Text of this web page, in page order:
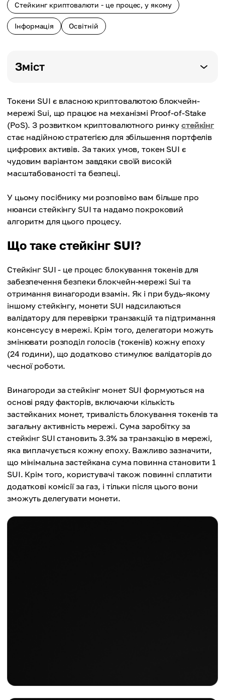
Стейкинг криптовалюти - це процес, у якому
Інформація Освітній
Зміст
Токени SUI є власною криптовалютою блокчейн-
мережі Sui, що працює на механізмі Proof-of-Stake
(PoS). З розвитком криптовалютного ринкустейкінг
стає надійною стратегією для збільшення портфелів
цифрових активів. За таких умов, токен SUI є
чудовим варіантом завдяки своїй високій
масштабованості та безпеці.
У цьому посібнику ми розповімо вам більше про
нюанси стейкінгу SUI та надамо покроковий
алгоритм для цього процесу.
Що таке стейкінг SUI?
Стейкінг SUI - це процес блокування токенів для
забезпечення безпеки блокчейн-мережі Sui та
отримання винагороди взамін. Як і при будь-якому
іншому стейкінгу, монети SUI надсилаються
валідатору для перевірки транзакцій та підтримання
консенсусу в мережі. Крім того, делегатори можуть
змінювати розподіл голосів (токенів) кожну епоху
(24 години), що додатково стимулює валідаторів до
чесної роботи.
Винагороди за стейкінг монет SUI формуються на
основі ряду факторів, включаючи кількість
застейканих монет, тривалість блокування токенів та
загальну активність мережі. Сума заробітку за
стейкінг SUI становить 3.3% за транзакцію в мережі,
яка виплачується кожну епоху. Важливо зазначити,
що мінімальна застейкана сума повинна становити 1
SUI. Крім того, користувачі також повинні сплатити
додаткові комісії за газ, і тільки після цього вони
зможуть делегувати монети.